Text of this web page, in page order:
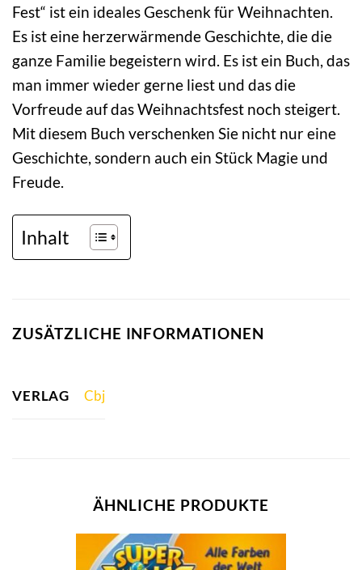
Fest“ ist ein ideales Geschenk für Weihnachten.
Es ist eine herzerwärmende Geschichte, die die
ganze Familie begeistern wird. Es ist ein Buch, das
man immer wieder gerne liest und das die
Vorfreude auf das Weihnachtsfest noch steigert.
Mit diesem Buch verschenken Sie nicht nur eine
Geschichte, sondern auch ein Stück Magie und
Freude.
Inhalt
ZUSÄTZLICHE INFORMATIONEN
VERLAG Cbj
ÄHNLICHE PRODUKTE